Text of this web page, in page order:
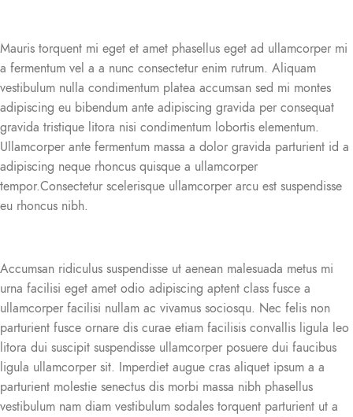
Mauris torquent mi eget et amet phasellus eget ad ullamcorper mi
a fermentum vel a a nunc consectetur enim rutrum. Aliquam
vestibulum nulla condimentum platea accumsan sed mi montes
adipiscing eu bibendum ante adipiscing gravida per consequat
gravida tristique litora nisi condimentum lobortis elementum.
Ullamcorper ante fermentum massa a dolor gravida parturient id a
adipiscing neque rhoncus quisque a ullamcorper
tempor.Consectetur scelerisque ullamcorper arcu est suspendisse
eu rhoncus nibh.
Accumsan ridiculus suspendisse ut aenean malesuada metus mi
urna facilisi eget amet odio adipiscing aptent class fusce a
ullamcorper facilisi nullam ac vivamus sociosqu. Nec felis non
parturient fusce ornare dis curae etiam facilisis convallis ligula leo
litora dui suscipit suspendisse ullamcorper posuere dui faucibus
ligula ullamcorper sit. Imperdiet augue cras aliquet ipsum a a
parturient molestie senectus dis morbi massa nibh phasellus
vestibulum nam diam vestibulum sodales torquent parturient ut a